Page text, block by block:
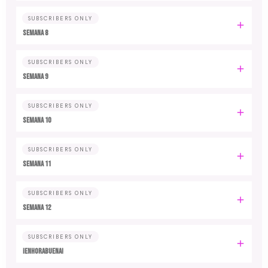
SUBSCRIBERS ONLY
Semana 8
SUBSCRIBERS ONLY
Semana 9
SUBSCRIBERS ONLY
Semana 10
SUBSCRIBERS ONLY
Semana 11
SUBSCRIBERS ONLY
Semana 12
SUBSCRIBERS ONLY
¡Enhorabuena!